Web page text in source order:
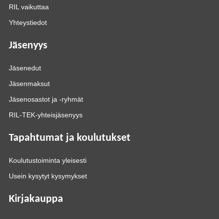
RIL vaikuttaa
Yhteystiedot
Jäsenyys
Jäsenedut
Jäsenmaksut
Jäsenosastot ja -ryhmät
RIL-TEK-yhteisjäsenyys
Tapahtumat ja koulutukset
Koulutustoiminta yleisesti
Usein kysytyt kysymykset
Kirjakauppa